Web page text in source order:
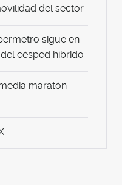
del sector
sigue en
césped híbrido
maratón